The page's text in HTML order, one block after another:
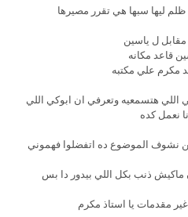
ليها سبها هي تقرر مصيرها
ل ياسين
قاعد مكانه
مكرم علي مكتبه
هتسمعيه وتعرفي ان ابوكي اللي
نعمل كده
نشوف الموضوع ده اتفضلوا فهموني
ماكيش ذنب بكل اللي بيدور دا بس
مقدمات يا استاذ مكرم